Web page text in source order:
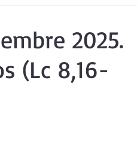
Eucarísticas
2025.
(Lc 8,16-